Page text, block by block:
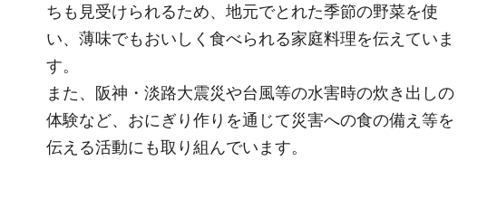
ちも見受けられるため、地元でとれた季節の野菜を使
い、薄味でもおいしく食べられる家庭料理を伝えていま
す。
また、阪神・淡路大震災や台風等の水害時の炊き出しの
体験など、おにぎり作りを通じて災害への食の備え等を
伝える活動にも取り組んでいます。